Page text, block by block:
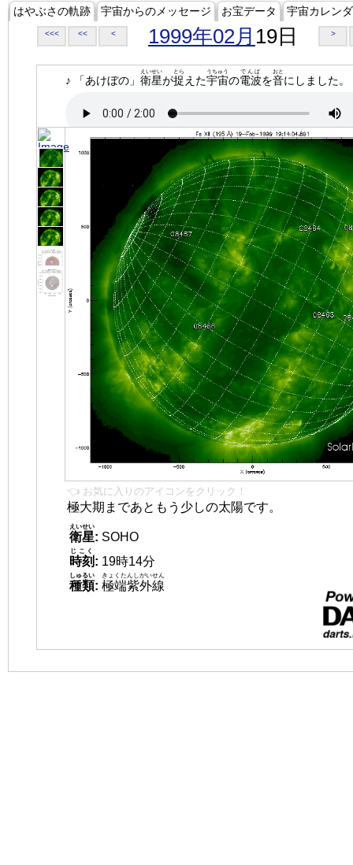
はやぶさの軌跡 宇宙からのメッセージ お宝データ 宇宙カレン
<<< << < 1999年02月 19日 >
♪ 「あけぼの」 衛星
えいせい
が捉
とら
えた宇宙
うちゅう
の電波
でんぱ
を音
おと
にしました。
👈 お気に入りのアイコンをクリック！
極大期まであともう少しの太陽です。
衛星
えいせい
: SOHO
時刻
じこく
: 19時14分
種類
しゅるい
: 極端紫外線
きょくたんしがいせん